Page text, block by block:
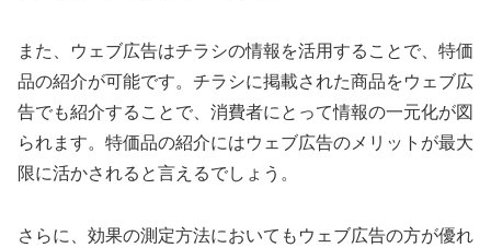
また、ウェブ広告はチラシの情報を活用することで、特価
品の紹介が可能です。チラシに掲載された商品をウェブ広
告でも紹介することで、消費者にとって情報の一元化が図
られます。特価品の紹介にはウェブ広告のメリットが最大
限に活かされると言えるでしょう。
さらに、効果の測定方法においてもウェブ広告の方が優れ